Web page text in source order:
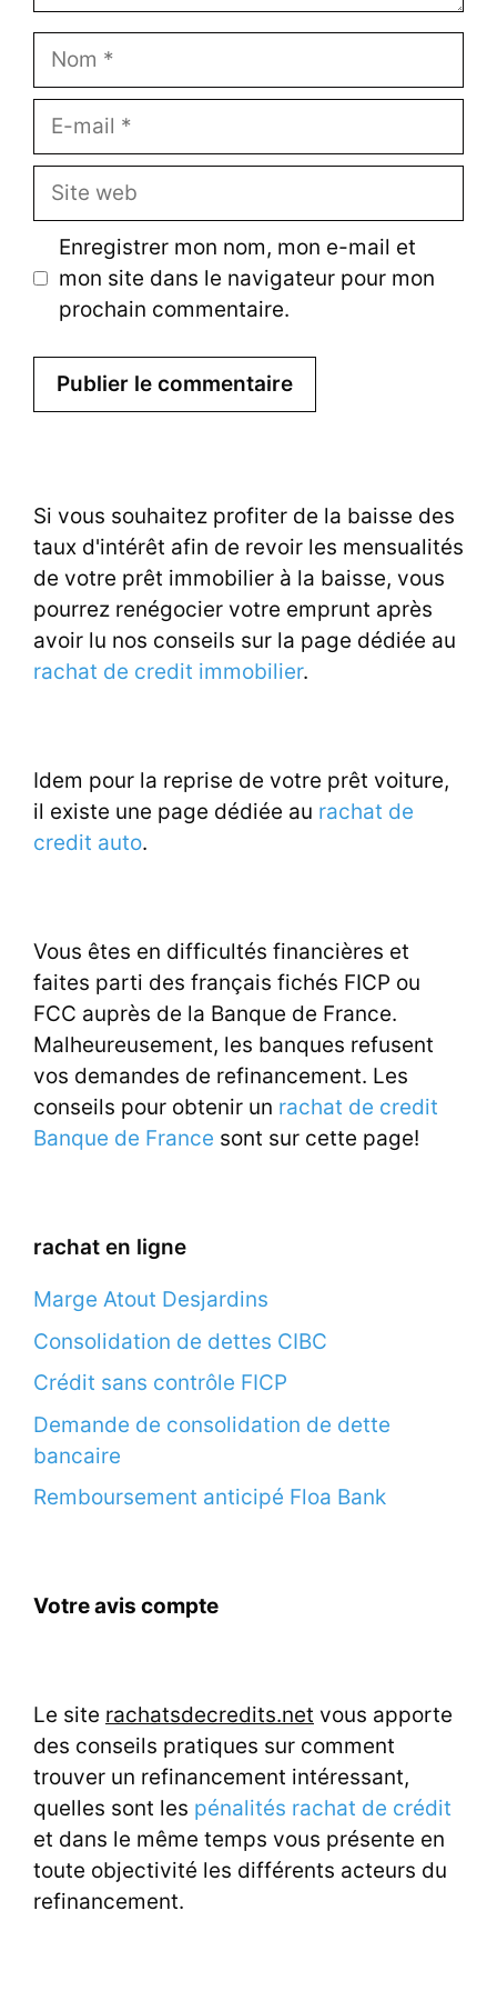
m
m
le
b
Enregistrer mon nom, mon e-mail et
mon site dans le navigateur pour mon
prochain commentaire.
Si vous souhaitez profiter de la baisse des
taux d'intérêt afin de revoir les mensualités
de votre prêt immobilier à la baisse, vous
pourrez renégocier votre emprunt après
avoir lu nos conseils sur la page dédiée au
rachat de credit immobilier.
Idem pour la reprise de votre prêt voiture,
il existe une page dédiée au rachat de
credit auto.
Vous êtes en difficultés financières et
faites parti des français fichés FICP ou
FCC auprès de la Banque de France.
Malheureusement, les banques refusent
vos demandes de refinancement. Les
conseils pour obtenir un rachat de credit
Banque de France sont sur cette page!
rachat en ligne
Marge Atout Desjardins
Consolidation de dettes CIBC
Crédit sans contrôle FICP
Demande de consolidation de dette
bancaire
Remboursement anticipé Floa Bank
Votre avis compte
Le site rachatsdecredits.net vous apporte
des conseils pratiques sur comment
trouver un refinancement intéressant,
quelles sont les pénalités rachat de crédit
et dans le même temps vous présente en
toute objectivité les différents acteurs du
refinancement.